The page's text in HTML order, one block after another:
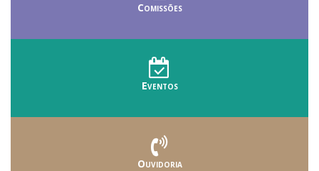
Comissões
Eventos
Ouvidoria